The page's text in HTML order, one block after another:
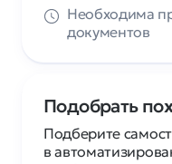
Необходима
документов
Подобрать
Подберите
в